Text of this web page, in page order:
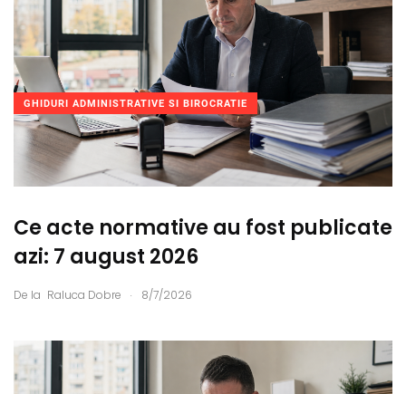
GHIDURI ADMINISTRATIVE SI BIROCRATIE
Ce acte normative au fost publicate
azi: 7 august 2026
De la Raluca Dobre . 8/7/2026